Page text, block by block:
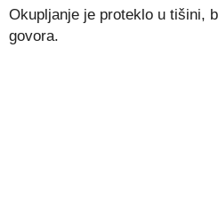
Okupljanje je proteklo u tišini,
govora.